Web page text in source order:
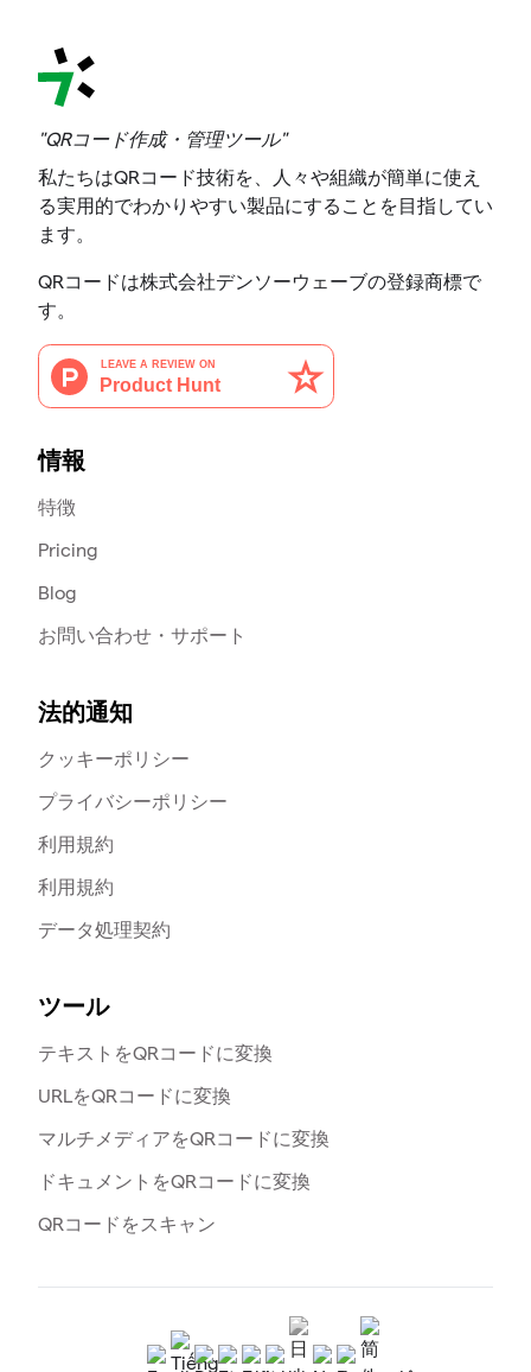
"QRコード作成・管理ツール"
私たちはQRコード技術を、人々や組織が簡単に使え
る実用的でわかりやすい製品にすることを目指してい
ます。
QRコードは株式会社デンソーウェーブの登録商標で
す。
情報
特徴
Pricing
Blog
お問い合わせ・サポート
法的通知
クッキーポリシー
プライバシーポリシー
利用規約
利用規約
データ処理契約
ツール
テキストをQRコードに変換
URLをQRコードに変換
マルチメディアをQRコードに変換
ドキュメントをQRコードに変換
QRコードをスキャン